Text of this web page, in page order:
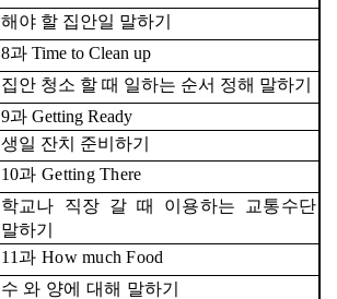
해야 할 집안일 말하기
8과 Time to Clean up
집안 청소 할 때 일하는 순서 정해 말하기
9과 Getting Ready
생일 잔치 준비하기
10과 Getting There
학교나 직장 갈 때 이용하는 교통수단
말하기
11과 How much Food
수 와 양에 대해 말하기